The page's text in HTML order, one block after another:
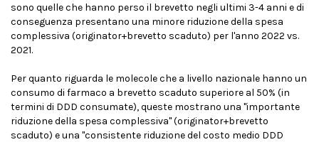
sono quelle che hanno perso il brevetto negli ultimi 3-4 anni e di
conseguenza presentano una minore riduzione della spesa
complessiva (originator+brevetto scaduto) per l'anno 2022 vs.
2021.
Per quanto riguarda le molecole che a livello nazionale hanno un
consumo di farmaco a brevetto scaduto superiore al 50% (in
termini di DDD consumate), queste mostrano una "importante
riduzione della spesa complessiva" (originator+brevetto
scaduto) e una "consistente riduzione del costo medio DDD